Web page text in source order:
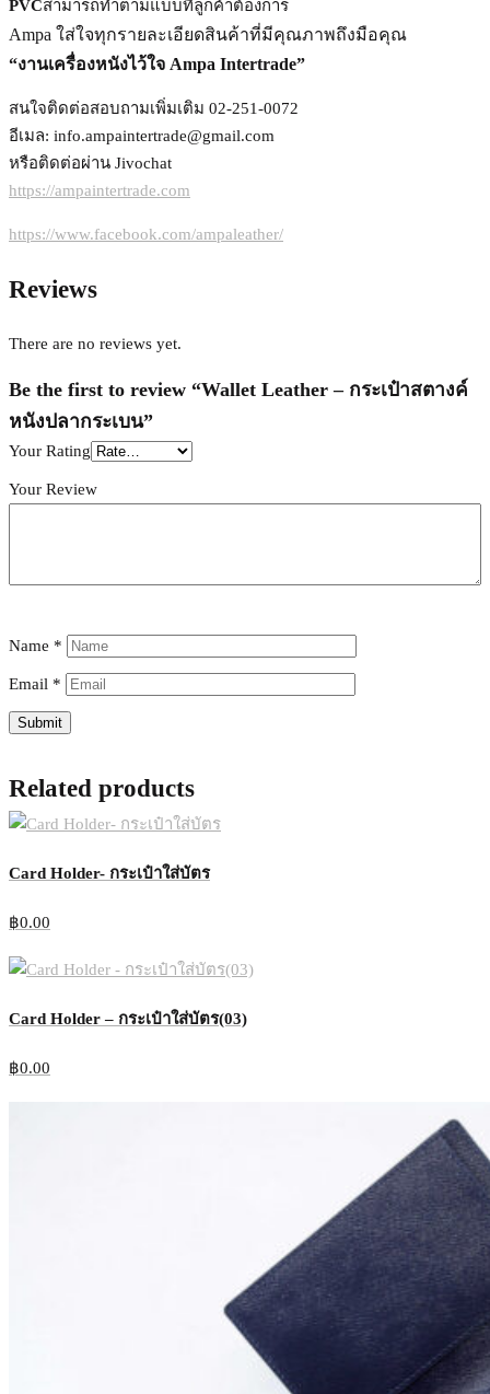
PVCสามารถทำตามแบบที่ลูกค้าต้องการ
Ampa ใส่ใจทุกรายละเอียดสินค้าที่มีคุณภาพถึงมือคุณ
“งานเครื่องหนังไว้ใจ Ampa Intertrade”
สนใจติดต่อสอบถามเพิ่มเติม 02-251-0072
อีเมล: info.ampaintertrade@gmail.com
หรือติดต่อผ่าน Jivochat
https://ampaintertrade.com
https://www.facebook.com/ampaleather/
Reviews
There are no reviews yet.
Be the first to review “Wallet Leather – กระเป๋าสตางค์
หนังปลากระเบน”
Your Rating
Your Review
Name *
Email *
Related products
Card Holder- กระเป๋าใส่บัตร
฿0.00
Card Holder – กระเป๋าใส่บัตร(03)
฿0.00